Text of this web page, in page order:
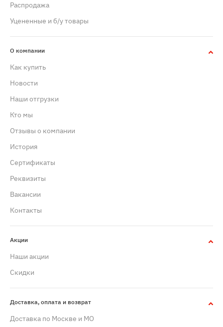
Распродажа
Уцененные и б/у товары
О компании
Как купить
Новости
Наши отгрузки
Кто мы
Отзывы о компании
История
Сертификаты
Реквизиты
Вакансии
Контакты
Акции
Наши акции
Скидки
Доставка, оплата и возврат
Доставка по Москве и МО